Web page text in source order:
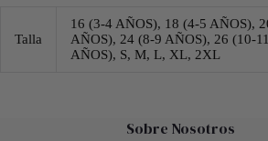
Talla
16 (3-4 AÑOS), 18 (4-5 AÑOS),
AÑOS), 24 (8-9 AÑOS), 26 (10-
AÑOS), S, M, L, XL, 2XL
Sobre Nosotros